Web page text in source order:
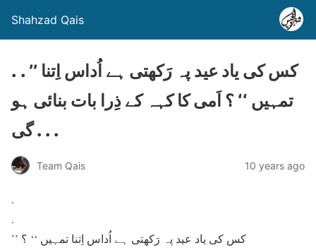
Shahzad Qais
. . ’’ کس کی یاد عید پہ رَکھتی ہے اُداس اِتنا
تمہیں ‘‘ ؟ اَمی کا کہہ کے ذِرا بات بنائی ہو
گی . . .
Team Qais 10 years ago
.
.
’’ کس کی یاد عید پہ رَکھتی ہے اُداس اِتنا تمہیں ‘‘ ؟